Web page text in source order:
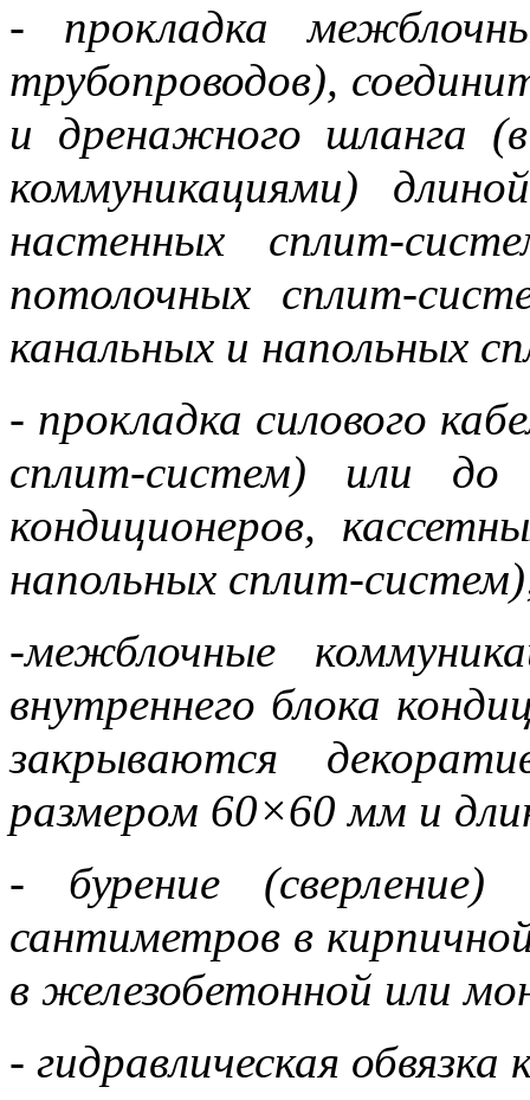
- прокладка
трубопроводов),
и дренажного шланга
коммуникациями)
настенных сплит-
потолочных сплит-
канальных и напольных
- прокладка силового
сплит-систем) или
кондиционеров,
напольных сплит-
-межблочные
внутреннего блока
закрываются
размером 60×60 мм и
- бурение
сантиметров в
в железобетонной или
- гидравлическая